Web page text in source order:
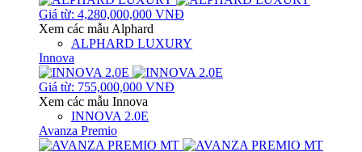
Giá từ: 4,280,000,000 VNĐ
Xem các mẫu Alphard
ALPHARD LUXURY
Innova
Giá từ: 755,000,000 VNĐ
Xem các mẫu Innova
INNOVA 2.0E
Avanza Premio